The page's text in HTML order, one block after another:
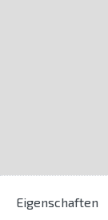
Eigenschaften